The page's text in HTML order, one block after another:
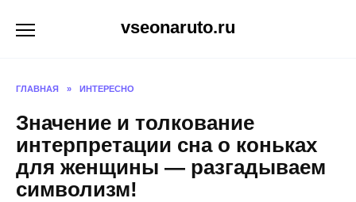
vseonaruto.ru
ГЛАВНАЯ » ИНТЕРЕСНО
Значение и толкование
интерпретации сна о коньках
для женщины — разгадываем
символизм!